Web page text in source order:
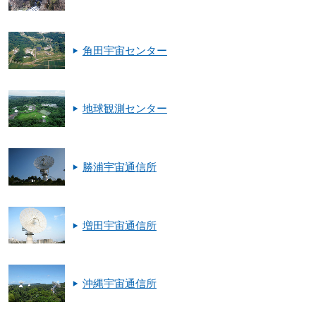
角田宇宙センター
地球観測センター
勝浦宇宙通信所
増田宇宙通信所
沖縄宇宙通信所